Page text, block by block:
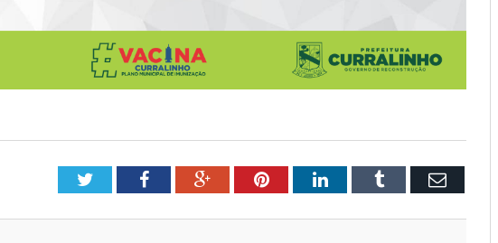
TwitterFacebookGoogle+PinterestLinkedInTumblr Email